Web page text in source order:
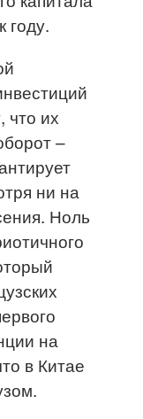
году.
что их
–
ни на
Ноль
на
в Китае